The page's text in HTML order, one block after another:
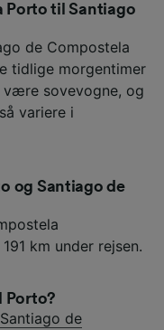
Porto til Santiago
de Compostela
tidlige morgentimer
være sovevogne, og
variere i
og Santiago de
km under rejsen.
Porto?
de